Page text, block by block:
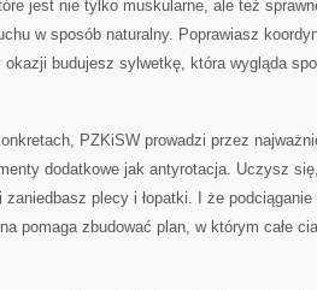
jest nie tylko muskularne, ale też
w sposób naturalny. Poprawiasz
budujesz sylwetkę, która wygląda
PZKiSW prowadzi przez
dodatkowe jak antyrotacja. Uczysz
zaniedbasz plecy i łopatki. I że
pomaga zbudować plan, w którym całe